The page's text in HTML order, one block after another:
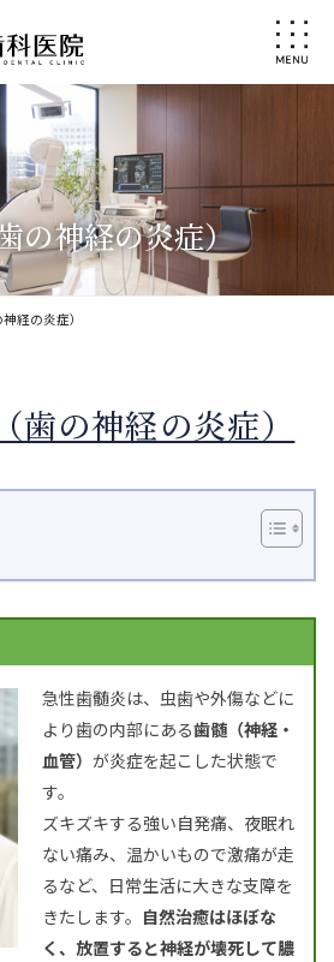
の神経の炎症）
経の炎症）
歯の神経の炎症）
急性歯髄炎は、虫歯や外傷などに
より歯の内部にある歯髄（神経・
血管）が炎症を起こした状態で
す。
ズキズキする強い自発痛、夜眠れ
ない痛み、温かいもので激痛が走
るなど、日常生活に大きな支障を
きたします。 自然治癒はほぼな
く、放置すると神経が壊死して膿